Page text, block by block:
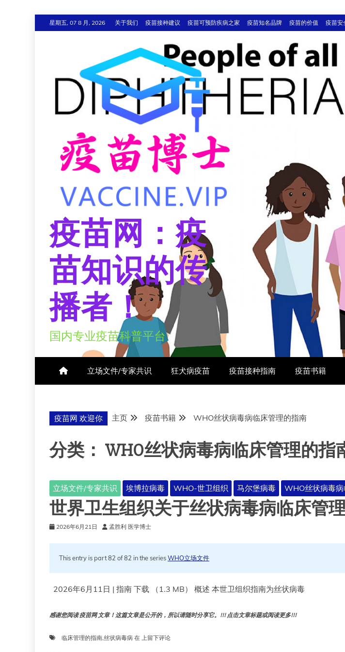
至
星期五, 07 8 月, 2026 关于我们 疫苗接种建议 疫苗可预防疾病之家 疫苗知名品牌 疫苗的价值 疫苗安
疫苗网：疫
苗知识的传
播者！
国内专业疫苗科普平台
立场文件/专家共识 狂犬病疫苗 疫苗接种指南 疫苗书籍
疫苗网 欢迎你 主页 疫苗书籍 WHO丝状病毒病临床管理的指南
分类： WHO丝状病毒病临床管理的指
立场文件/专家共识 埃博拉病毒 WHO-世卫组织 马尔堡病毒 WHO丝状病毒
世界卫生组织关于丝状病毒病临床管
2026年6月21日 孟胜利 医学博士
This entry is part 82 of 82 in the seriesWHO立场文件
2026年6月11日 | 指南 下载 （1.3 MB） 概述 本世卫组织指南为丝状病毒
感谢您阅读 疫苗网 文章！这篇文章是公开的，所以请随时分享它。!!! 点击文章标题或阅读更多!!!
临床管理的指南,丝状病毒病 在 世
上留下评论